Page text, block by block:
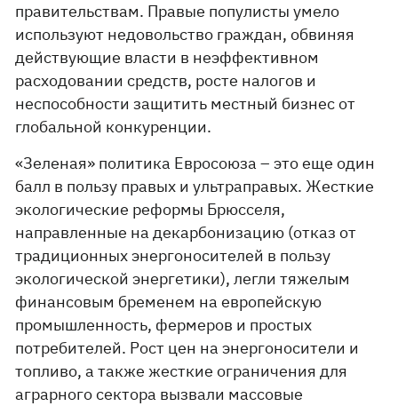
правительствам. Правые популисты умело
используют недовольство граждан, обвиняя
действующие власти в неэффективном
расходовании средств, росте налогов и
неспособности защитить местный бизнес от
глобальной конкуренции.
«Зеленая» политика Евросоюза – это еще один
балл в пользу правых и ультраправых. Жесткие
экологические реформы Брюсселя,
направленные на декарбонизацию (отказ от
традиционных энергоносителей в пользу
экологической энергетики), легли тяжелым
финансовым бременем на европейскую
промышленность, фермеров и простых
потребителей. Рост цен на энергоносители и
топливо, а также жесткие ограничения для
аграрного сектора вызвали массовые